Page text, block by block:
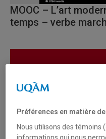
MOOC – L’art
temps – verbe
Préférences en matière
Nous utilisons des témoins